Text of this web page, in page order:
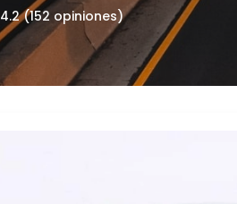
4.2 (152 opiniones)